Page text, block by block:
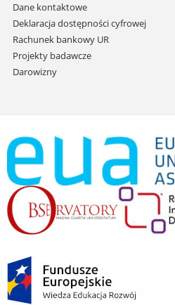
Dane kontaktowe
Deklaracja dostępności cyfrowej
Rachunek bankowy UR
Projekty badawcze
Darowizny